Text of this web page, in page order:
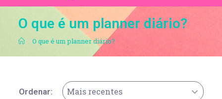
O que é um planner diário?
. O que é um planner diário?
Ordenar: Mais recentes